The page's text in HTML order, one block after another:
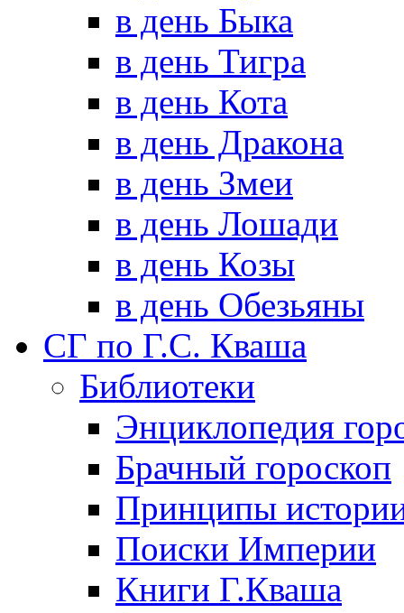
в день Быка
в день Тигра
в день Кота
в день Дракона
в день Змеи
в день Лошади
в день Козы
в день Обезьяны
СГ по Г.С. Кваша
Библиотеки
Энциклопедия
Брачный гороскоп
Принципы
Поиски Империи
Книги Г.Кваша